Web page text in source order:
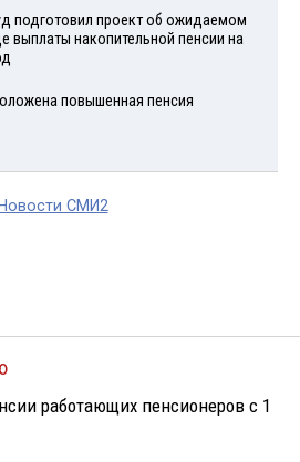
подготовил проект об ожидаемом
выплаты накопительной пенсии на
повышенная пенсия
Новости СМИ2
работающих пенсионеров с 1